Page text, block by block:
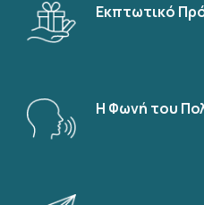
Εκπτωτικό
Η Φωνή του